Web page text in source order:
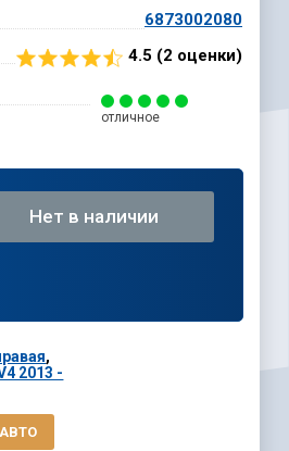
6873002080
4.5 (2 оценки)
отличное
Нет в наличии
,
2013 -